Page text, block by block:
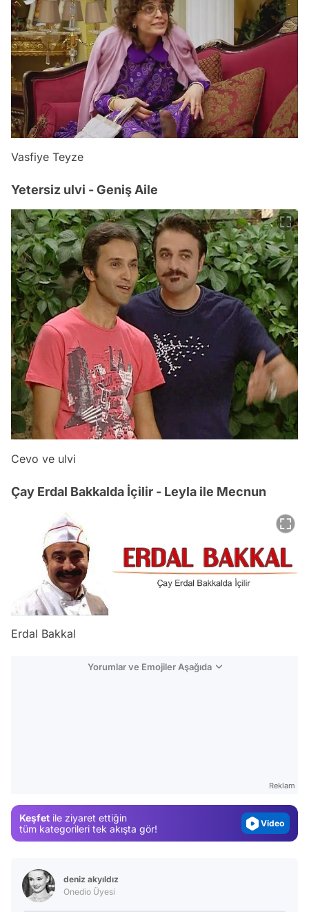
Vasfiye Teyze
Yetersiz ulvi - Geniş Aile
Cevo ve ulvi
Çay Erdal Bakkalda İçilir - Leyla ile Mecnun
Erdal Bakkal
Yorumlar ve Emojiler Aşağıda
Reklam
Keşfet ile ziyaret ettiğin
tüm kategorileri tek akışta gör!
Video
deniz akyıldız
Onedio Üyesi